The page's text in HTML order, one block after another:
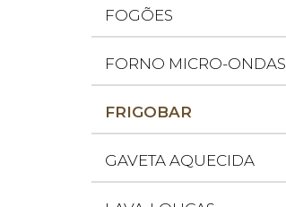
FOGÕES
FORNO MICRO-ONDAS
FRIGOBAR
GAVETA AQUECIDA